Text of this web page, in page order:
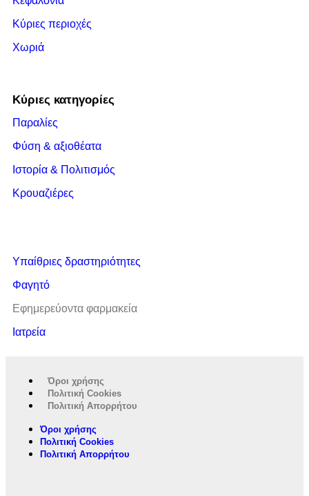
Κύριες περιοχές
Χωριά
Κύριες κατηγορίες
Παραλίες
Φύση & αξιοθέατα
Ιστορία & Πολιτισμός
Κρουαζιέρες
Υπαίθριες δραστηριότητες
Φαγητό
Εφημερεύοντα φαρμακεία
Ιατρεία
Όροι χρήσης
Πολιτική Cookies
Πολιτική Απορρήτου
Όροι χρήσης
Πολιτική Cookies
Πολιτική Απορρήτου